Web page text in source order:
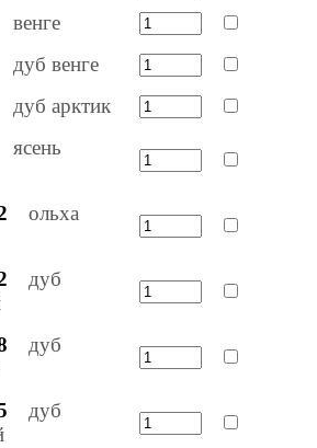
венге
дуб венге
дуб арктик
ясень
ольха
дуб
дуб
дуб